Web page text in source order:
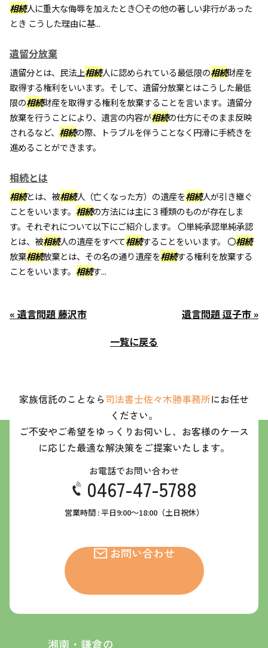
相続人に重大な侮辱を加えたとき〇その他の著しい非行があった
とき こうした理由に基...
遺留分放棄
遺留分とは、民法上相続人に認められている最低限の相続財産を
取得する権利をいいます。そして、遺留分放棄とはこうした最低
限の相続財産を取得する権利を放棄することを言います。遺留分
放棄を行うことにより、遺言の内容が相続の仕方にそのまま反映
されるなど、 相続の際、トラブルを伴うことなく円滑に手続きを
進めることができます。
相続とは
相続とは、被相続人（亡くなった方）の遺産を相続人が引き継ぐ
ことをいいます。 相続の方法には主に３種類のものが存在しま
す。それぞれについて以下にご紹介します。 〇単純承認単純承認
とは、被相続人の遺産をすべて相続することをいいます。 〇相続
放棄相続放棄とは、その名の通り遺産を相続する権利を放棄する
ことをいいます。 相続す...
« 遺言問題 藤沢市
遺言問題 逗子市 »
一覧に戻る
家族信託のことなら司法書士佐々木勝事務所にお任せ
ください。
ご不安やご希望をゆっくりお伺いし、お客様のケース
に応じた最適な解決策をご提案いたします。
お電話でお問い合わせ
0467-47-5788
営業時間 : 平日9:00～18:00（土日祝休）
お問い合わせ